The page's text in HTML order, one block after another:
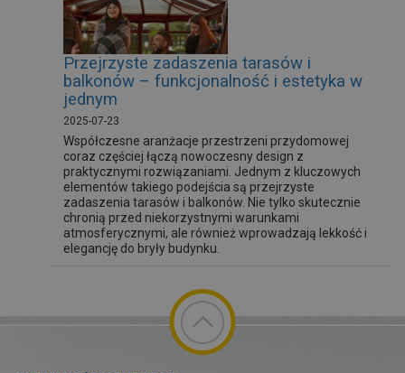
Przejrzyste zadaszenia tarasów i
balkonów – funkcjonalność i estetyka w
jednym
2025-07-23
Współczesne aranżacje przestrzeni przydomowej
coraz częściej łączą nowoczesny design z
praktycznymi rozwiązaniami. Jednym z kluczowych
elementów takiego podejścia są przejrzyste
zadaszenia tarasów i balkonów. Nie tylko skutecznie
chronią przed niekorzystnymi warunkami
atmosferycznymi, ale również wprowadzają lekkość i
elegancję do bryły budynku.